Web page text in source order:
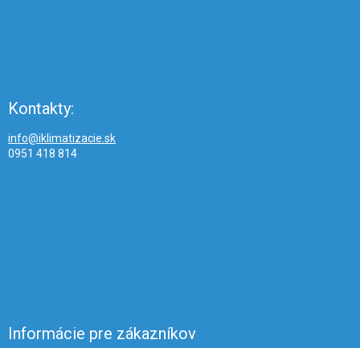
Kontakty:
info@iklimatizacie.sk
0951 418 814
Informácie pre zákazníkov